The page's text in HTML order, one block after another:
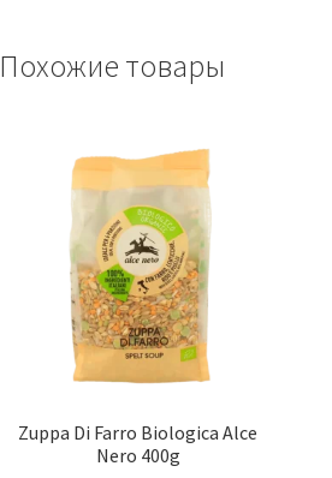
Похожие товары
Zuppa Di Farro Biologica Alce
Nero 400g